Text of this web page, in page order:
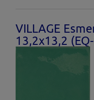
VILLAGE
13,2x13,2